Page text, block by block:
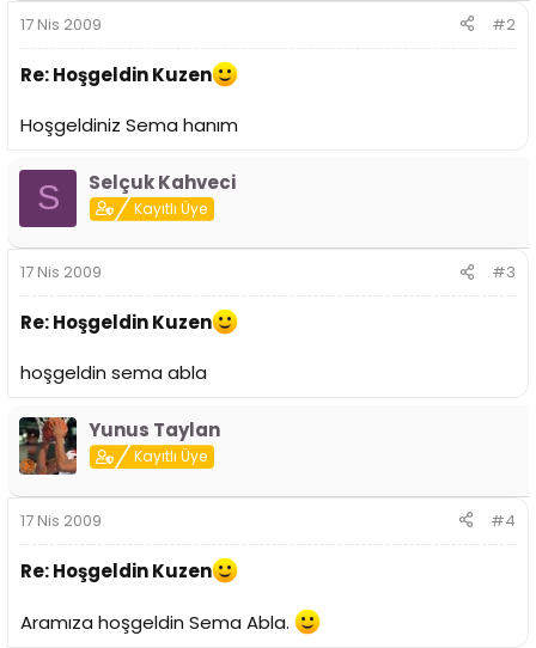
17 Nis 2009 #2
Re: Hoşgeldin Kuzen
Hoşgeldiniz Sema hanım
S Selçuk Kahveci
Kayıtlı Üye
17 Nis 2009 #3
Re: Hoşgeldin Kuzen
hoşgeldin sema abla
Yunus Taylan
Kayıtlı Üye
17 Nis 2009 #4
Re: Hoşgeldin Kuzen
Aramıza hoşgeldin Sema Abla.